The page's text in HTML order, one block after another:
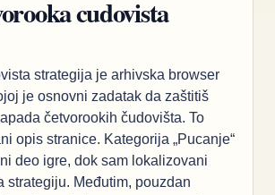
cudovista
strategija je arhivska browser
je osnovni zadatak da zaštitiš
četvorookih čudovišta. To
opis stranice. Kategorija „Pucanje“
deo igre, dok sam lokalizovani
strategiju. Međutim, pouzdan